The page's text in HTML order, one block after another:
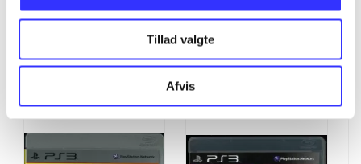
Tillad valgte
Afvis
Minder om